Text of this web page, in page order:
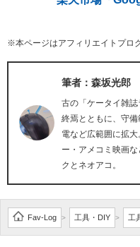
※本ページはアフィリエイトプロ
筆者：森坂光郎
古の「ケータイ雑
終焉とともに、守
電など広範囲に拡
ー・アメコミ映画
クとネオアコ。
Fav-Log > 工具・DIY > 工